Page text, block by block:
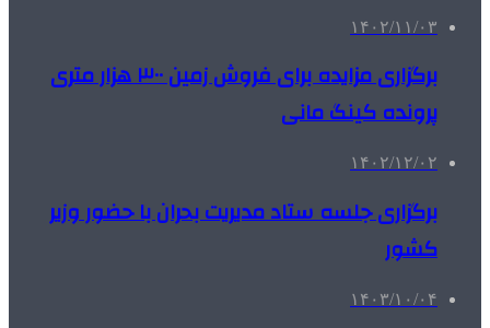
۱۴۰۲/۱۱/۰۳
برگزاری مزایده برای فروش زمین ۳۰۰ هزار متری
پرونده کینگ مانی
۱۴۰۲/۱۲/۰۲
برگزاری جلسه ستاد مدیریت بحران با حضور وزیر
کشور
۱۴۰۳/۱۰/۰۴